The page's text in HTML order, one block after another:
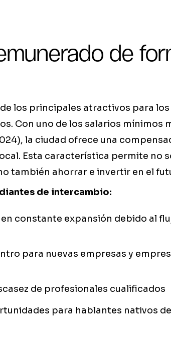
de
los principales atractivos para los
Con uno de los salarios mínimos
la ciudad ofrece una
Esta característica permite no
también ahorrar e invertir en el
de intercambio:
constante expansión debido al
para nuevas empresas y
de profesionales cualificados
para hablantes nativos de